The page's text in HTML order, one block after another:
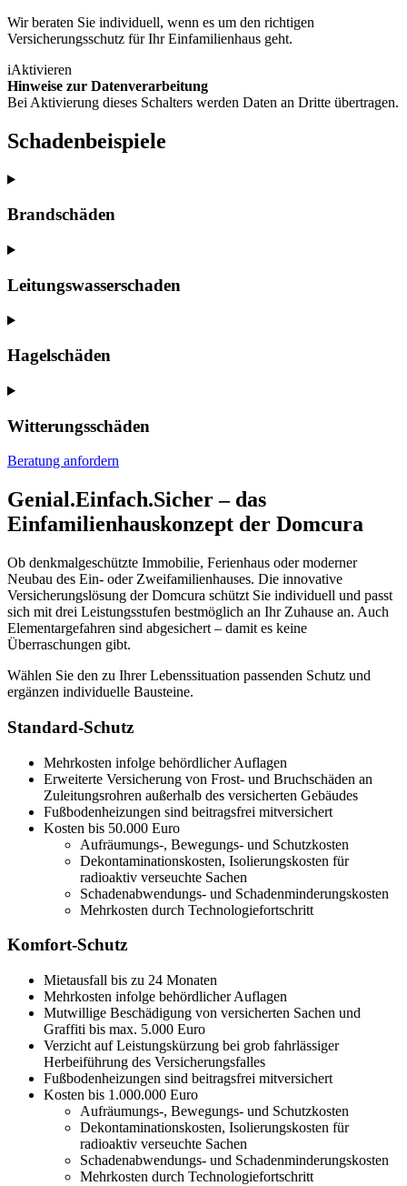
Wir beraten Sie individuell, wenn es um den richtigen
Versicherungsschutz für Ihr Einfamilienhaus geht.
iAktivieren
Hinweise zur Datenverarbeitung
Bei Aktivierung dieses Schalters werden Daten an Dritte übertragen.
Schadenbeispiele
Brandschäden
Leitungswasserschaden
Hagelschäden
Witterungsschäden
Beratung anfordern
Genial.Einfach.Sicher – das
Einfamilienhauskonzept der Domcura
Ob denkmalgeschützte Immobilie, Ferienhaus oder moderner
Neubau des Ein- oder Zweifamilienhauses. Die innovative
Versicherungslösung der Domcura schützt Sie individuell und passt
sich mit drei Leistungsstufen bestmöglich an Ihr Zuhause an. Auch
Elementargefahren sind abgesichert – damit es keine
Überraschungen gibt.
Wählen Sie den zu Ihrer Lebenssituation passenden Schutz und
ergänzen individuelle Bausteine.
Standard-Schutz
Mehrkosten infolge behördlicher Auflagen
Erweiterte Versicherung von Frost- und Bruchschäden an
Zuleitungsrohren außerhalb des versicherten Gebäudes
Fußbodenheizungen sind beitragsfrei mitversichert
Kosten bis 50.000 Euro
Aufräumungs-, Bewegungs- und Schutzkosten
Dekontaminationskosten, Isolierungskosten für
radioaktiv verseuchte Sachen
Schadenabwendungs- und Schadenminderungskosten
Mehrkosten durch Technologiefortschritt
Komfort-Schutz
Mietausfall bis zu 24 Monaten
Mehrkosten infolge behördlicher Auflagen
Mutwillige Beschädigung von versicherten Sachen und
Graffiti bis max. 5.000 Euro
Verzicht auf Leistungskürzung bei grob fahrlässiger
Herbeiführung des Versicherungsfalles
Fußbodenheizungen sind beitragsfrei mitversichert
Kosten bis 1.000.000 Euro
Aufräumungs-, Bewegungs- und Schutzkosten
Dekontaminationskosten, Isolierungskosten für
radioaktiv verseuchte Sachen
Schadenabwendungs- und Schadenminderungskosten
Mehrkosten durch Technologiefortschritt